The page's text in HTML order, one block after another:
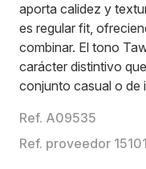
aporta calidez y
es regular fit,
combinar. El tono
carácter distintivo
conjunto casual o de
Ref. A09535
Ref. proveedor